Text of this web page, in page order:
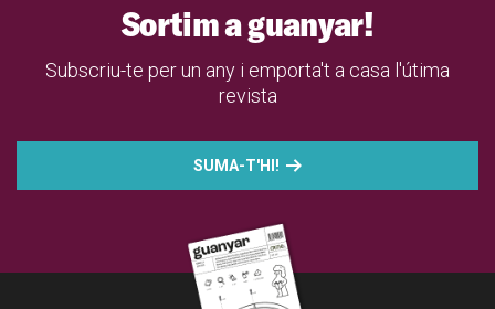
Sortim a guanyar!
Subscriu-te per un any i emporta't a casa l'útima
revista
SUMA-T'HI!